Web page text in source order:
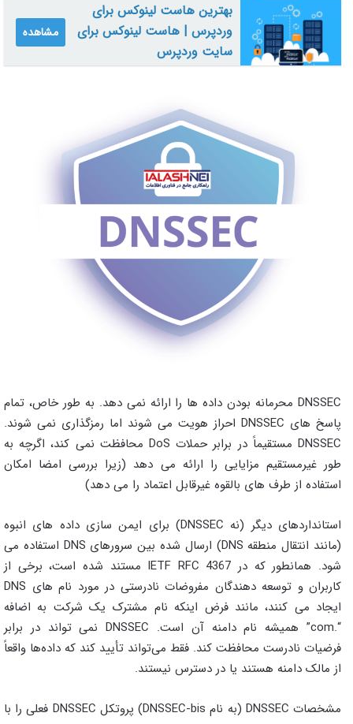
بهترین هاست لینوکس برای
وردپرس | هاست لینوکس برای
سایت وردپرس
مشاهده
DNSSEC محرمانه بودن داده ها را ارائه نمی دهد. به طور خاص، تمام
پاسخ های DNSSEC احراز هویت می شوند اما رمزگذاری نمی شوند.
DNSSEC مستقیماً در برابر حملات DoS محافظت نمی کند، اگرچه به
طور غیرمستقیم مزایایی را ارائه می دهد (زیرا بررسی امضا امکان
استفاده از طرف های بالقوه غیرقابل اعتماد را می دهد)
استانداردهای دیگر (نه DNSSEC) برای ایمن سازی داده های انبوه
(مانند انتقال منطقه DNS) ارسال شده بین سرورهای DNS استفاده می
شود. همانطور که در IETF RFC 4367 مستند شده است، برخی از
کاربران و توسعه دهندگان مفروضات نادرستی در مورد نام های DNS
ایجاد می کنند، مانند فرض اینکه نام مشترک یک شرکت به اضافه
“.com” همیشه نام دامنه آن است. DNSSEC نمی تواند در برابر
فرضیات نادرست محافظت کند. فقط می‌تواند تأیید کند که داده‌ها واقعاً
از مالک دامنه هستند یا در دسترس نیستند.
مشخصات DNSSEC (به نام DNSSEC-bis) پروتکل DNSSEC فعلی را با